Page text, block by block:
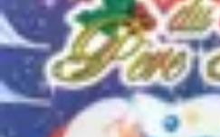
Magie de Noël
Idées et InspirationsDécorations de
AmbianceTraditions de Noël
Magie de Noël